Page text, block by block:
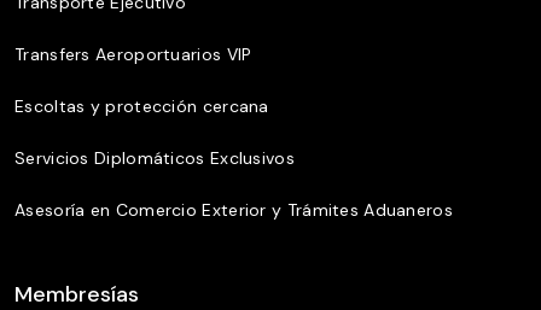
Transfers Aeroportuarios VIP
Escoltas y protección cercana
Servicios Diplomáticos Exclusivos
Asesoría en Comercio Exterior y Trámites Aduaneros
Membresías